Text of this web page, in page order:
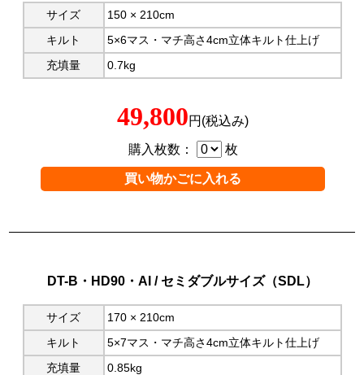
サイズ
150 × 210cm
キルト
5×6マス・マチ高さ4cm立体キルト仕上げ
充填量
0.7kg
49,800円(税込み)
購入枚数： 枚
DT-B・HD90・AI / セミダブルサイズ（SDL）
サイズ
170 × 210cm
キルト
5×7マス・マチ高さ4cm立体キルト仕上げ
充填量
0.85kg